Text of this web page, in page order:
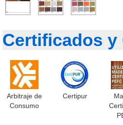
Certificados y
Arbitraje de
Consumo
Certipur